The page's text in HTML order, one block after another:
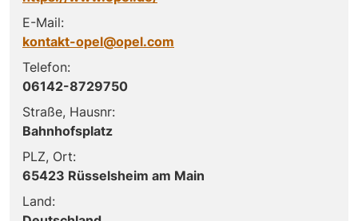
E-Mail:
kontakt-opel@opel.com
Telefon:
06142-8729750
Straße, Hausnr:
Bahnhofsplatz
PLZ, Ort:
65423 Rüsselsheim am Main
Land: